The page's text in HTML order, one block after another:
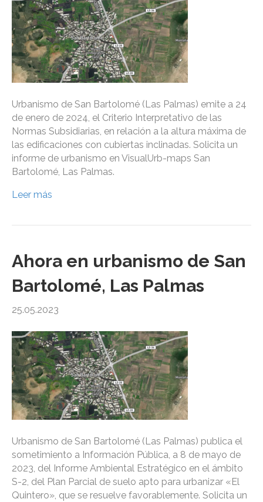
Urbanismo de San Bartolomé (Las Palmas) emite a 24
de enero de 2024, el Criterio Interpretativo de las
Normas Subsidiarias, en relación a la altura máxima de
las edificaciones con cubiertas inclinadas. Solicita un
informe de urbanismo en VisualUrb-maps San
Bartolomé, Las Palmas.
Leer más
Ahora en urbanismo de San
Bartolomé, Las Palmas
25.05.2023
Urbanismo de San Bartolomé (Las Palmas) publica el
sometimiento a Información Pública, a 8 de mayo de
2023, del Informe Ambiental Estratégico en el ámbito
S-2, del Plan Parcial de suelo apto para urbanizar «El
Quintero», que se resuelve favorablemente. Solicita un